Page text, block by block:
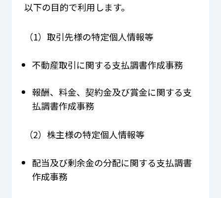
以下の目的で利用します。
（1）取引先様の特定個人情報等
不動産取引に関する支払調書作成事務
報酬、料金、契約金及び賞金に関する支
払調書作成事務
（2）株主様の特定個人情報等
配当及び剰余金の分配に関する支払調書
作成事務